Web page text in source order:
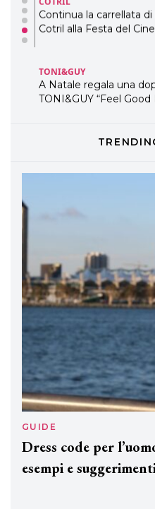
TONI&GUY
A Natale regala una
TONI&GUY
LABEL.M lancia la sua
eco-sostenibile linea di
preziosi per un regalo
GUIDE
Dress code per
esempi e